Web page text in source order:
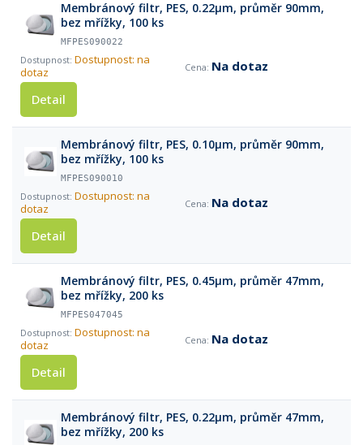
Membránový filtr, PES, 0.22µm, průměr 90mm,
bez mřížky, 100 ks
MFPES090022
Dostupnost: na
dotaz
Na dotaz
Detail
Membránový filtr, PES, 0.10µm, průměr 90mm,
bez mřížky, 100 ks
MFPES090010
Dostupnost: na
dotaz
Na dotaz
Detail
Membránový filtr, PES, 0.45µm, průměr 47mm,
bez mřížky, 200 ks
MFPES047045
Dostupnost: na
dotaz
Na dotaz
Detail
Membránový filtr, PES, 0.22µm, průměr 47mm,
bez mřížky, 200 ks